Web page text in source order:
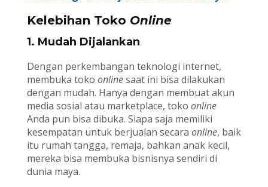
Kelebihan Toko Online
1. Mudah Dijalankan
Dengan perkembangan teknologi internet,
membuka toko onlinesaat ini bisa dilakukan
dengan mudah. Hanya dengan membuat akun
media sosial atau marketplace, toko online
Anda pun bisa dibuka. Siapa saja memiliki
kesempatan untuk berjualan secara online, baik
itu rumah tangga, remaja, bahkan anak kecil,
mereka bisa membuka bisnisnya sendiri di
dunia maya.